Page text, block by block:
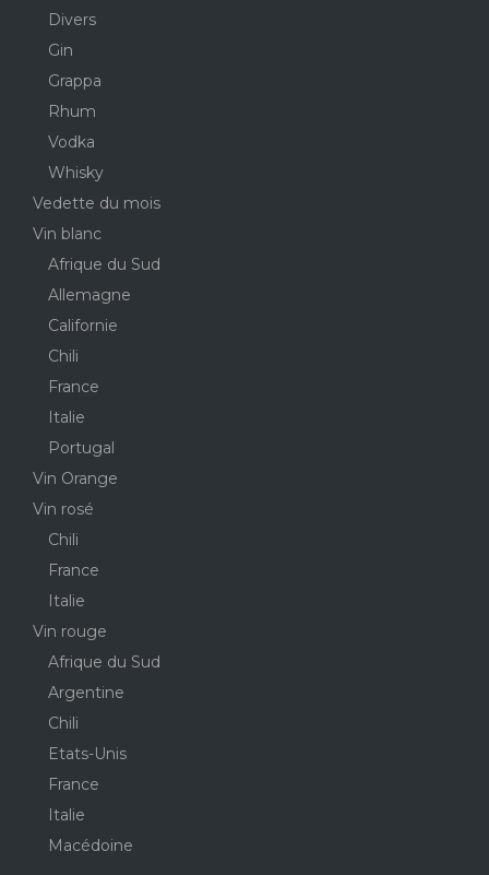
Divers
Gin
Grappa
Rhum
Vodka
Whisky
Vedette du mois
Vin blanc
Afrique du Sud
Allemagne
Californie
Chili
France
Italie
Portugal
Vin Orange
Vin rosé
Chili
France
Italie
Vin rouge
Afrique du Sud
Argentine
Chili
Etats-Unis
France
Italie
Macédoine